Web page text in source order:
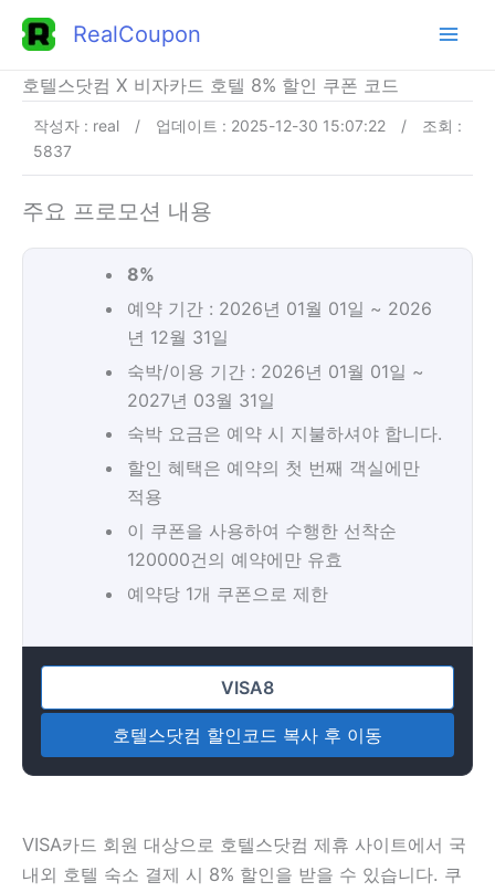
RealCoupon
호텔스닷컴 X 비자카드 호텔 8% 할인 쿠폰 코드
작성자 : real / 업데이트 : 2025-12-30 15:07:22 /
조회 :
5837
주요 프로모션 내용
8%
예약 기간 : 2026년 01월 01일 ~ 2026
년 12월 31일
숙박/이용 기간 : 2026년 01월 01일 ~
2027년 03월 31일
숙박 요금은 예약 시 지불하셔야 합니다.
할인 혜택은 예약의 첫 번째 객실에만
적용
이 쿠폰을 사용하여 수행한 선착순
120000건의 예약에만 유효
예약당 1개 쿠폰으로 제한
호텔스닷컴 할인코드 복사 후 이동
VISA카드 회원 대상으로 호텔스닷컴 제휴 사이트에서 국
내외 호텔 숙소 결제 시 8% 할인을 받을 수 있습니다. 쿠